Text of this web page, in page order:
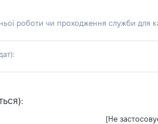
роботи чи проходження служби для
:
[Не